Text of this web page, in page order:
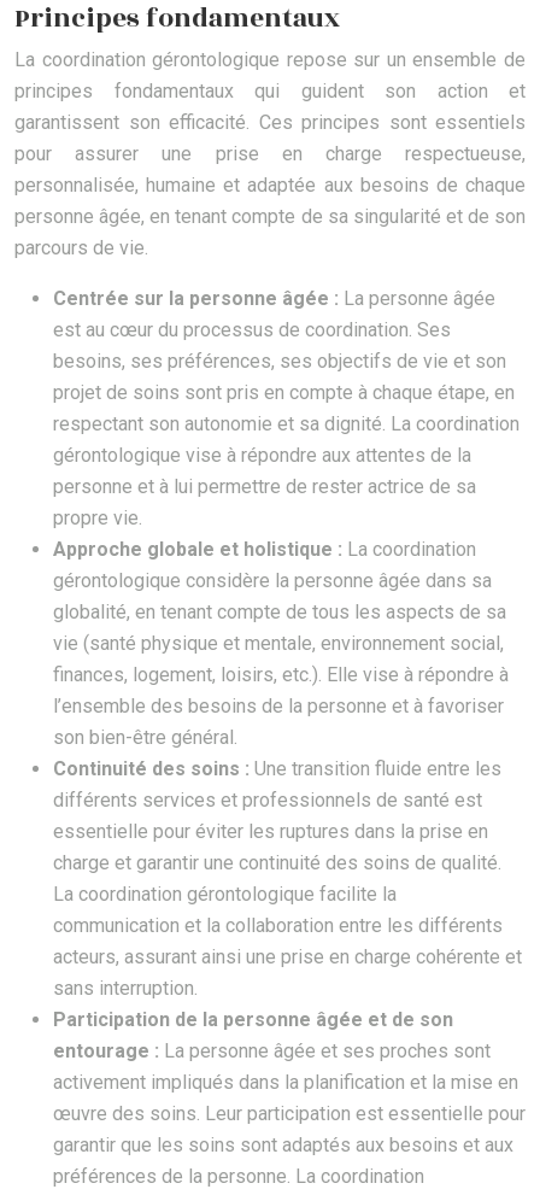
Principes fondamentaux
La coordination gérontologique repose sur un ensemble de
principes fondamentaux qui guident son action et
garantissent son efficacité. Ces principes sont essentiels
pour assurer une prise en charge respectueuse,
personnalisée, humaine et adaptée aux besoins de chaque
personne âgée, en tenant compte de sa singularité et de son
parcours de vie.
Centrée sur la personne âgée : La personne âgée
est au cœur du processus de coordination. Ses
besoins, ses préférences, ses objectifs de vie et son
projet de soins sont pris en compte à chaque étape, en
respectant son autonomie et sa dignité. La coordination
gérontologique vise à répondre aux attentes de la
personne et à lui permettre de rester actrice de sa
propre vie.
Approche globale et holistique : La coordination
gérontologique considère la personne âgée dans sa
globalité, en tenant compte de tous les aspects de sa
vie (santé physique et mentale, environnement social,
finances, logement, loisirs, etc.). Elle vise à répondre à
l’ensemble des besoins de la personne et à favoriser
son bien-être général.
Continuité des soins : Une transition fluide entre les
différents services et professionnels de santé est
essentielle pour éviter les ruptures dans la prise en
charge et garantir une continuité des soins de qualité.
La coordination gérontologique facilite la
communication et la collaboration entre les différents
acteurs, assurant ainsi une prise en charge cohérente et
sans interruption.
Participation de la personne âgée et de son
entourage : La personne âgée et ses proches sont
activement impliqués dans la planification et la mise en
œuvre des soins. Leur participation est essentielle pour
garantir que les soins sont adaptés aux besoins et aux
préférences de la personne. La coordination